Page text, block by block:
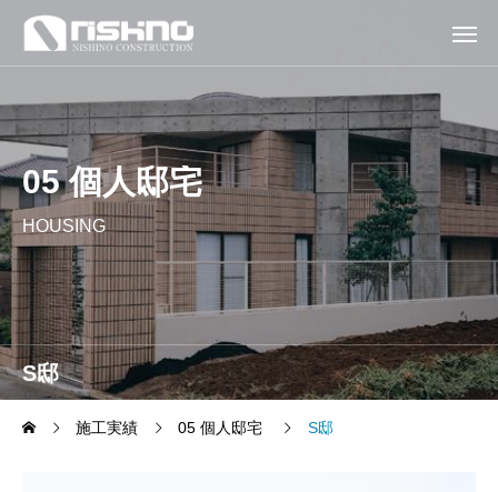
S邸
05 個人邸宅
HOUSING
施工実績 05 個人邸宅 S邸